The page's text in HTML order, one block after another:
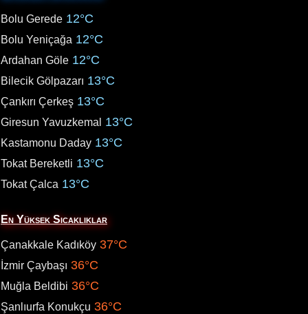
Bolu Gerede 12°C
Bolu Yeniçağa 12°C
Ardahan Göle 12°C
Bilecik Gölpazarı 13°C
Çankırı Çerkeş 13°C
Giresun Yavuzkemal 13°C
Kastamonu Daday 13°C
Tokat Bereketli 13°C
Tokat Çalca 13°C
En Yüksek Sıcaklıklar
Çanakkale Kadıköy 37°C
İzmir Çaybaşı 36°C
Muğla Beldibi 36°C
Şanlıurfa Konukçu 36°C